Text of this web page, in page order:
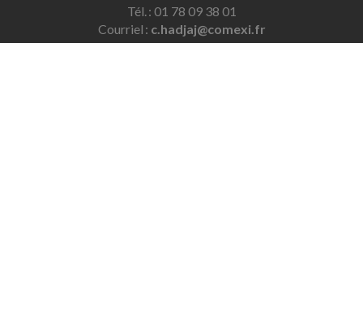
Tél. : 01 78 09 38 01
Courriel : c.hadjaj@comexi.fr